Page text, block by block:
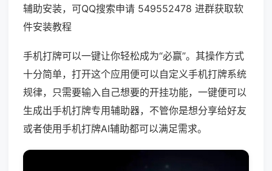
辅助安装，可QQ搜索申请 549552478 进群获取软
件安装教程
手机打牌可以一键让你轻松成为“必赢”。其操作方式
十分简单，打开这个应用便可以自定义手机打牌系统
规律，只需要输入自己想要的开挂功能，一键便可以
生成出手机打牌专用辅助器，不管你是想分享给好友
或者使用手机打牌AI辅助都可以满足需求。